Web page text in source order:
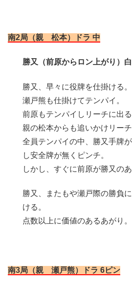
南2局（親 松本）ドラ 中
勝又（前原からロン上がり）
勝又、早々に役牌を仕掛ける。
瀬戸熊も仕掛けてテンパイ。
前原もテンパイしリーチに出る
親の松本からも追いかけリーチ
全員テンパイの中、勝又手牌
し安全牌が無くピンチ。
しかし、すぐに前原が勝又の
勝又、またもや瀬戸際の勝負
ける。
点数以上に価値のあるあがり。
南3局（親 瀬戸熊）ドラ 6ピン